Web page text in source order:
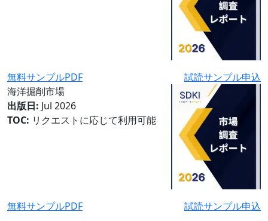
無料サンプルPDF
試読サンプル申込
海洋掘削市場
出版日: Jul 2026
TOC: リクエストに応じて利用可能
無料サンプルPDF 試読サンプル申込